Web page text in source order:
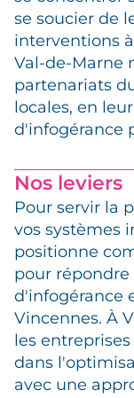
se soucier de
interventions
Val-de-Marne
partenariats
locales, en
d'infogérance
Nos leviers
Pour servir la
vos systèmes
positionne
pour répondre
d'infogérance
Vincennes. À
les
dans
avec une